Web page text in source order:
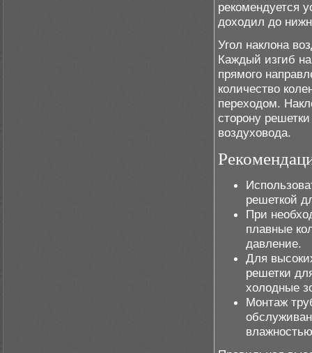
рекомендуется
доходил до
Угол наклона
Каждый изгиб
прямого
количество
переходом.
сторону
воздуховода.
решеткой
При
плавные
давление.
Для
решетки
холодные
Монтаж